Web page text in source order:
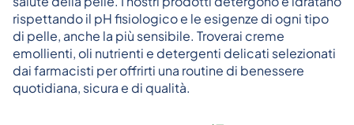
rispettando il pH fisiologico e le esigenze di ogni tipo
di pelle, anche la più sensibile. Troverai creme
emollienti, oli nutrienti e detergenti delicati selezionati
dai farmacisti per offrirti una routine di benessere
quotidiana, sicura e di qualità.